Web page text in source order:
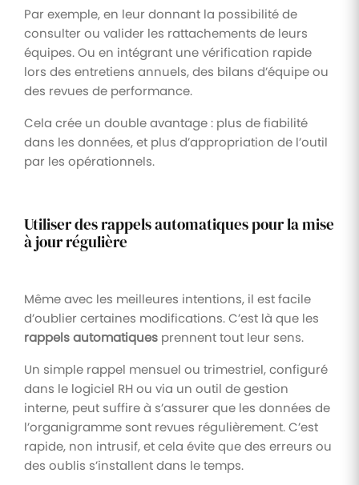
Par exemple, en leur donnant la possibilité de
consulter ou valider les rattachements de leurs
équipes. Ou en intégrant une vérification rapide
lors des entretiens annuels, des bilans d’équipe ou
des revues de performance.
Cela crée un double avantage : plus de fiabilité
dans les données, et plus d’appropriation de l’outil
par les opérationnels.
Utiliser des rappels automatiques pour la mise
à jour régulière
Même avec les meilleures intentions, il est facile
d’oublier certaines modifications. C’est là que les
rappels automatiques prennent tout leur sens.
Un simple rappel mensuel ou trimestriel, configuré
dans le logiciel RH ou via un outil de gestion
interne, peut suffire à s’assurer que les données de
l’organigramme sont revues régulièrement. C’est
rapide, non intrusif, et cela évite que des erreurs ou
des oublis s’installent dans le temps.